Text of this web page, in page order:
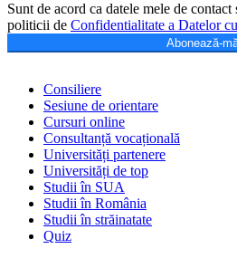
Sunt de acord ca datele mele de
politicii de Confidentialitate a Datelor
Abonează-
Consiliere
Sesiune de orientare
Cursuri online
Consultanță vocațională
Universități partenere
Universități de top
Studii în SUA
Studii în România
Studii în străinatate
Quiz